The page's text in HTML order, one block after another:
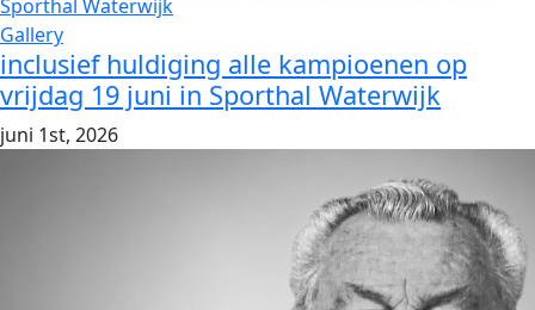
Sporthal Waterwijk
Gallery
inclusief huldiging alle kampioenen op
vrijdag 19 juni in Sporthal Waterwijk
juni 1st, 2026